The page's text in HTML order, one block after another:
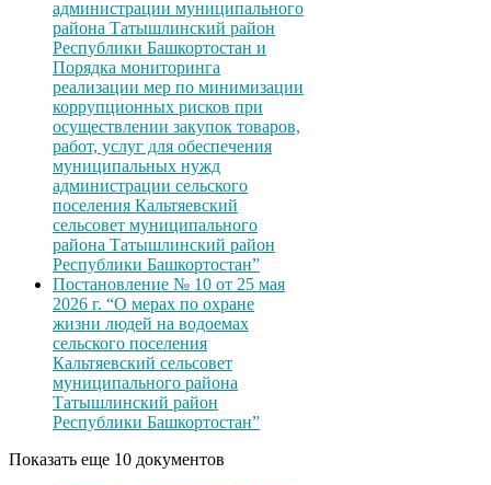
администрации муниципального
района Татышлинский район
Республики Башкортостан и
Порядка мониторинга
реализации мер по минимизации
коррупционных рисков при
осуществлении закупок товаров,
работ, услуг для обеспечения
муниципальных нужд
администрации сельского
поселения Кальтяевский
сельсовет муниципального
района Татышлинский район
Республики Башкортостан”
Постановление № 10 от 25 мая
2026 г. “О мерах по охране
жизни людей на водоемах
сельского поселения
Кальтяевский сельсовет
муниципального района
Татышлинский район
Республики Башкортостан”
Показать еще 10 документов